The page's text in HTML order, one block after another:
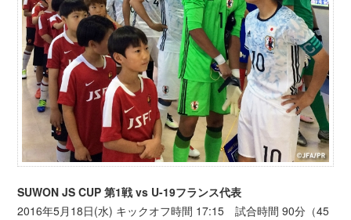
SUWON JS CUP 第1戦 vs U-19フランス代表
2016年5月18日(水) キックオフ時間 17:15 試合時間 90分（45